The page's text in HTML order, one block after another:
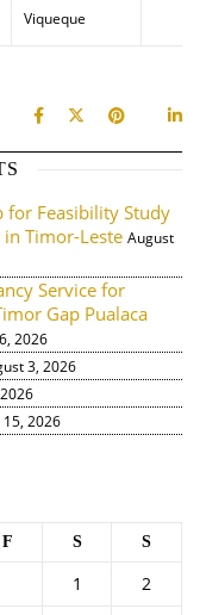
Viqueque
for Feasibility Study
Timor-Leste August
Service for
Gap Pualaca
2026
3, 2026
15, 2026
F S S
1
2